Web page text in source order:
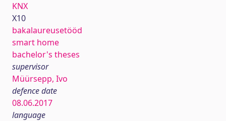
KNX
X10
bakalaureusetööd
smart home
bachelor's theses
supervisor
Müürsepp, Ivo
defence date
08.06.2017
language